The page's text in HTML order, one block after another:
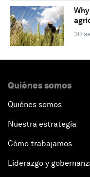
30
Quiénes somos
Quiénes somos
Nuestra estrategia
Cómo trabajamos
Liderazgo y